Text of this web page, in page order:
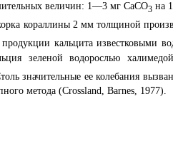
величин: 1—3 мг СаСО3 на
кораллины 2 мм толщиной
кальцита известковыми
зеленой водорослью
значительные ее колебания
метода (Crossland, Barnes, 1977).